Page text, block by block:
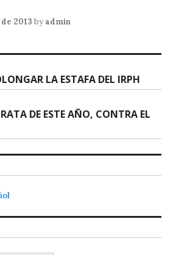
ai
2013 by admin
LA ESTAFA DEL IRPH
DE ESTE AÑO, CONTRA EL